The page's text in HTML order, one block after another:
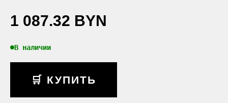
1 087.32 BYN
В наличии
🛒 КУПИТЬ